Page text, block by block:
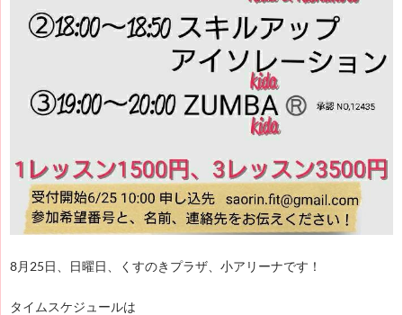
8月25日、日曜日、くすのきプラザ、小アリーナです！
タイムスケジュールは